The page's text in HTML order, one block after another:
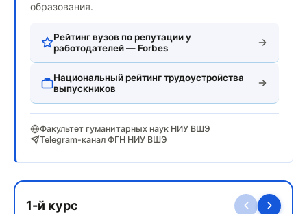
образования.
Рейтинг вузов по репутации у
работодателей — Forbes
Национальный рейтинг трудоустройства
выпускников
Факультет гуманитарных наук НИУ ВШЭ
Telegram-канал ФГН НИУ ВШЭ
1-й курс